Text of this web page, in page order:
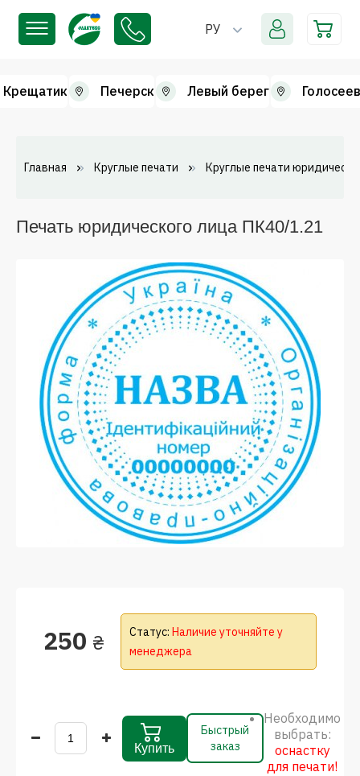
РУ
Крещатик Печерск Левый берег
Главная Круглые печати Круглые печати
Печать юридического лица ПК40/1.21
250 ₴ Статус: Наличие уточняйте у
менеджера
Купить
Быстрый
заказ
Необходимо
выбрать:
оснастку
для печати!